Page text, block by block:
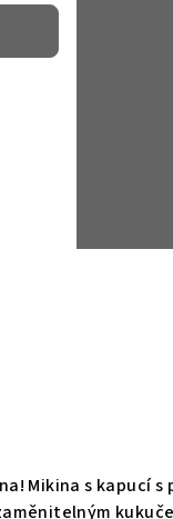
Mikina s kapucí